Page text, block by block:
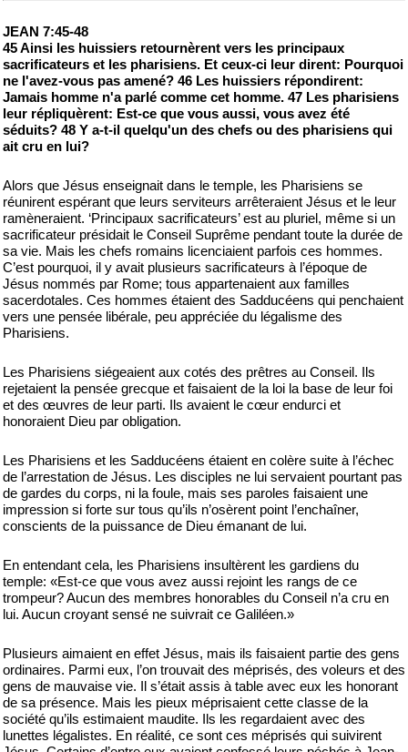
JEAN 7:45-48
45 Ainsi les huissiers retournèrent vers les principaux
sacrificateurs et les pharisiens. Et ceux-ci leur dirent: Pourquoi
ne l'avez-vous pas amené? 46 Les huissiers répondirent:
Jamais homme n'a parlé comme cet homme. 47 Les pharisiens
leur répliquèrent: Est-ce que vous aussi, vous avez été
séduits? 48 Y a-t-il quelqu'un des chefs ou des pharisiens qui
ait cru en lui?
Alors que Jésus enseignait dans le temple, les Pharisiens se
réunirent espérant que leurs serviteurs arrêteraient Jésus et le leur
ramèneraient. ‘Principaux sacrificateurs’ est au pluriel, même si un
sacrificateur présidait le Conseil Suprême pendant toute la durée de
sa vie. Mais les chefs romains licenciaient parfois ces hommes.
C’est pourquoi, il y avait plusieurs sacrificateurs à l’époque de
Jésus nommés par Rome; tous appartenaient aux familles
sacerdotales. Ces hommes étaient des Sadducéens qui penchaient
vers une pensée libérale, peu appréciée du légalisme des
Pharisiens.
Les Pharisiens siégeaient aux cotés des prêtres au Conseil. Ils
rejetaient la pensée grecque et faisaient de la loi la base de leur foi
et des œuvres de leur parti. Ils avaient le cœur endurci et
honoraient Dieu par obligation.
Les Pharisiens et les Sadducéens étaient en colère suite à l’échec
de l’arrestation de Jésus. Les disciples ne lui servaient pourtant pas
de gardes du corps, ni la foule, mais ses paroles faisaient une
impression si forte sur tous qu’ils n’osèrent point l’enchaîner,
conscients de la puissance de Dieu émanant de lui.
En entendant cela, les Pharisiens insultèrent les gardiens du
temple: «Est-ce que vous avez aussi rejoint les rangs de ce
trompeur? Aucun des membres honorables du Conseil n’a cru en
lui. Aucun croyant sensé ne suivrait ce Galiléen.»
Plusieurs aimaient en effet Jésus, mais ils faisaient partie des gens
ordinaires. Parmi eux, l’on trouvait des méprisés, des voleurs et des
gens de mauvaise vie. Il s’était assis à table avec eux les honorant
de sa présence. Mais les pieux méprisaient cette classe de la
société qu’ils estimaient maudite. Ils les regardaient avec des
lunettes légalistes. En réalité, ce sont ces méprisés qui suivirent